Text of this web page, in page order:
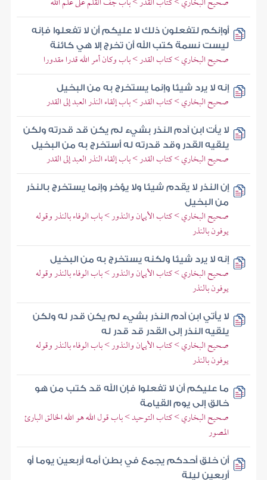
أوإنكم لتفعلون ذلك لا عليكم أن لا تفعلوا فإنه
ليست نسمة كتب الله أن تخرج إلا هي كائنة
صحيح البخاري > كتاب القدر > باب وكان أمر الله قدرا مقدورا
إنه لا يرد شيئا وإنما يستخرج به من البخيل
صحيح البخاري > كتاب القدر > باب إلقاء النذر العبد إلى القدر
لا يأت ابن آدم النذر بشيء لم يكن قد قدرته ولكن
يلقيه القدر وقد قدرته له أستخرج به من البخيل
صحيح البخاري > كتاب القدر > باب إلقاء النذر العبد إلى القدر
إن النذر لا يقدم شيئا ولا يؤخر وإنما يستخرج بالنذر
من البخيل
صحيح البخاري > كتاب الأيمان والنذور > باب الوفاء بالنذر وقوله
يوفون بالنذر
إنه لا يرد شيئا ولكنه يستخرج به من البخيل
صحيح البخاري > كتاب الأيمان والنذور > باب الوفاء بالنذر وقوله
يوفون بالنذر
لا يأتي ابن آدم النذر بشيء لم يكن قدر له ولكن
يلقيه النذر إلى القدر قد قدر له
صحيح البخاري > كتاب الأيمان والنذور > باب الوفاء بالنذر وقوله
يوفون بالنذر
ما عليكم أن لا تفعلوا فإن الله قد كتب من هو
خالق إلى يوم القيامة
صحيح البخاري > كتاب التوحيد > باب قول الله هو الله الخالق البارئ
المصور
أن خلق أحدكم يجمع في بطن أمه أربعين يوما أو
أربعين ليلة